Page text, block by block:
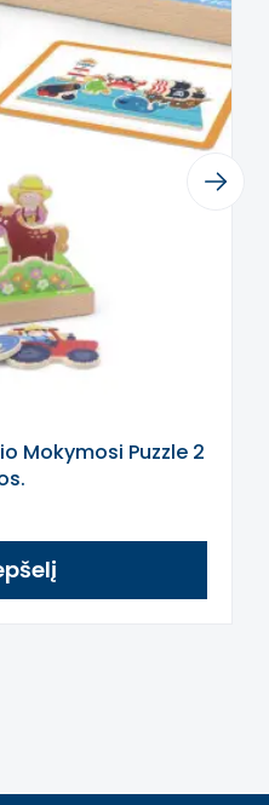
naudojant dirbtinį
galimas klaidas,
Mokymosi Puzzle 2
Next